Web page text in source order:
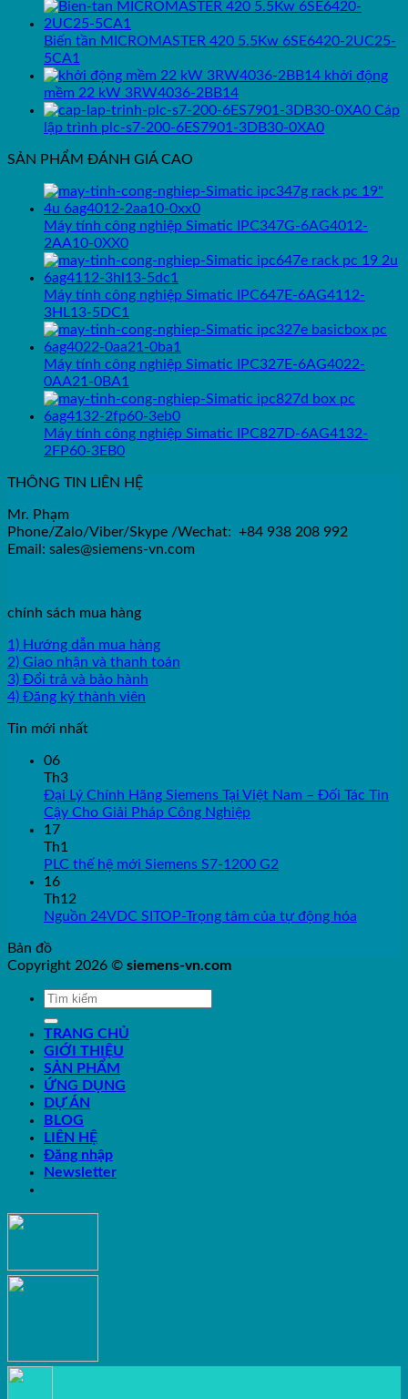
Biến tần MICROMASTER 420 5.5Kw 6SE6420-2UC25-
5CA1
khởi động
mềm 22 kW 3RW4036-2BB14
Cáp
lập trình plc-s7-200-6ES7901-3DB30-0XA0
SẢN PHẨM ĐÁNH GIÁ CAO
Máy tính công nghiệp Simatic IPC347G-6AG4012-
2AA10-0XX0
Máy tính công nghiệp Simatic IPC647E-6AG4112-
3HL13-5DC1
Máy tính công nghiệp Simatic IPC327E-6AG4022-
0AA21-0BA1
Máy tính công nghiệp Simatic IPC827D-6AG4132-
2FP60-3EB0
THÔNG TIN LIÊN HỆ
Mr. Phạm
Phone/Zalo/Viber/Skype /Wechat: +84 938 208 992
Email: sales@siemens-vn.com
chính sách mua hàng
1) Hướng dẫn mua hàng
2) Giao nhận và thanh toán
3) Đổi trả và bảo hành
4) Đăng ký thành viên
Tin mới nhất
06
Th3
Đại Lý Chính Hãng Siemens Tại Việt Nam – Đối Tác Tin
Cậy Cho Giải Pháp Công Nghiệp
17
Th1
PLC thế hệ mới Siemens S7-1200 G2
16
Th12
Nguồn 24VDC SITOP-Trọng tâm của tự động hóa
Bản đồ
Copyright 2026 © siemens-vn.com
TRANG CHỦ
GIỚI THIỆU
SẢN PHẨM
ỨNG DỤNG
DỰ ÁN
BLOG
LIÊN HỆ
Đăng nhập
Newsletter